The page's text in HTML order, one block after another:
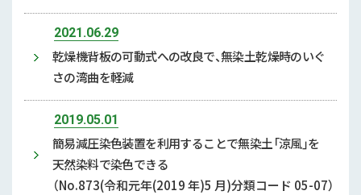
2021.06.29
乾燥機背板の可動式への改良で、無染土乾燥時のいぐ
さの湾曲を軽減
2019.05.01
簡易減圧染色装置を利用することで無染土「涼風」を
天然染料で染色できる
（No.873(令和元年(2019 年)5 月)分類コード 05-07）